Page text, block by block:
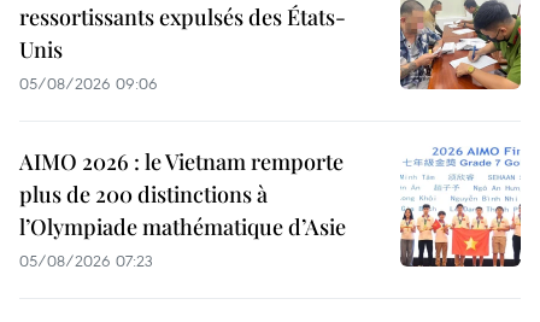
ressortissants expulsés des États-
Unis
05/08/2026 09:06
AIMO 2026 : le Vietnam remporte
plus de 200 distinctions à
l’Olympiade mathématique d’Asie
05/08/2026 07:23